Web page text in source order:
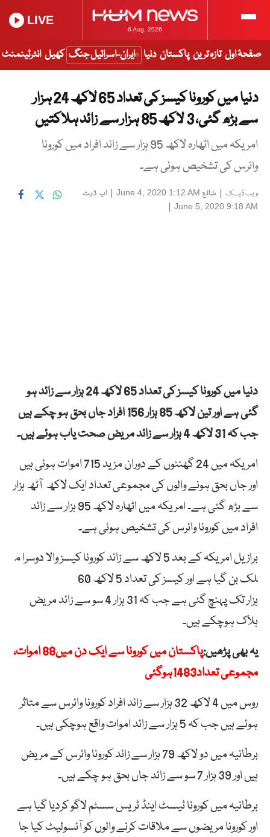
6 Aug, 2026
LIVE
صفحۂ اول تازہ ترین پاکستان دنیا ایران-اسرائیل جنگ کھیل انٹرٹینمنٹ
دنیا میں کورونا کیسز کی تعداد 65 لاکھ 24 ہزار
سے بڑھ گئی، 3 لاکھ 85 ہزار سے زائد ہلاکتیں
امریکہ میں اٹھارہ لاکھ 95 ہزار سے زائد افراد میں کورونا
وائرس کی تشخیص ہوئی ہے۔
ویب ڈیسک | شائع June 4, 2020 1:12 AM
| اپ ڈیٹ
June 5, 2020 9:18 AM
|
دنیا میں کورونا کیسز کی تعداد 65 لاکھ 24 ہزار سے زائد ہو
گئی ہے اور تین لاکھ 85 ہزار 156 افراد جاں بحق ہو چکے ہیں
جب کہ 31 لاکھ 4 ہزار سے زائد مریض صحت یاب ہوئے ہیں۔
امریکہ میں 24 گھنٹوں کے دوران مزید 715 اموات ہوئی ہیں
اور جاں بحق ہونے والوں کی مجموعی تعداد ایک لاکھ آٹھ ہزار
سے بڑھ گئی ہے۔ امریکہ میں اٹھارہ لاکھ 95 ہزار سے زائد
افراد میں کورونا وائرس کی تشخیص ہوئی ہے۔
برازیل امریکہ کے بعد 5 لاکھ سے زائد کورونا کیسز والا دوسرا م
لک بن گیا ہے اور کیسز کی تعداد 5 لاکھ 60
ہزار تک پہنچ گئی ہے جب کہ 31 ہزار 4 سو سے زائد مریض
ہلاک ہوچکے ہیں۔
یہ بھی پڑھیں:
پاکستان میں کورونا سے ایک دن میں88 اموات،
مجموعی تعداد1483ہوگئی
روس میں 4 لاکھ 32 ہزار سے زائد افراد کورونا وائرس سے متاثر
ہوئے ہیں جب کہ 5 ہزار سے زائد اموات واقع ہوچکی ہیں۔
برطانیہ میں دو لاکھ 79 ہزار سے زائد کورونا وائرس کے مریض
ہیں اور 39 ہزار 7 سو سے زائد جاں بحق ہو چکے ہیں۔
برطانیہ میں کورونا ٹیسٹ اینڈ ٹریس سسٹم لاگو کردیا گیا ہے
اور کورونا مریضوں سے ملاقات کرنے والوں کو آئسولیٹ کیا جا